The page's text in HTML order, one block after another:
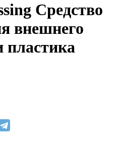
Средство
внешнего
пластика